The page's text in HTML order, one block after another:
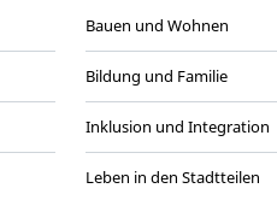
Bauen und Wohnen
Bildung und Familie
Inklusion und Integration
Leben in den Stadtteilen